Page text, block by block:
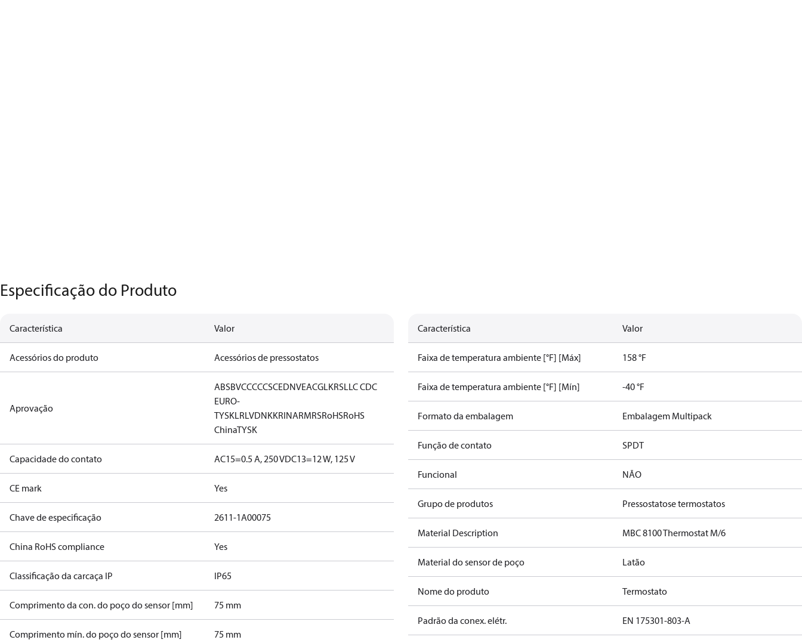
Especificação do Produto
Característica Valor
Acessórios do produto Acessórios de pressostatos
Aprovação
ABSBVCCCCCSCEDNVEACGLKRSLLC CDC
EURO-
TYSKLRLVDNKKRINARMRSRoHSRoHS
ChinaTYSK
Capacidade do contato AC15=0.5 A, 250 VDC13=12 W, 125 V
CE mark Yes
Chave de especificação 2611-1A00075
China RoHS compliance Yes
Classificação da carcaça IP IP65
Comprimento da con. do poço do sensor [mm] 75 mm
Comprimento mín. do poço do sensor [mm] 75 mm
Característica Valor
Faixa de temperatura ambiente [°F] [Máx] 158 °F
Faixa de temperatura ambiente [°F] [Mín] -40 °F
Formato da embalagem Embalagem Multipack
Função de contato SPDT
Funcional NÃO
Grupo de produtos Pressostatose termostatos
Material Description MBC 8100 Thermostat M/6
Material do sensor de poço Latão
Nome do produto Termostato
Padrão da conex. elétr. EN 175301-803-A